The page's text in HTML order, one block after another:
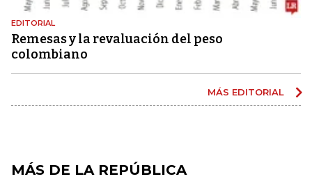
EDITORIAL
Remesas y la revaluación del peso
colombiano
MÁS EDITORIAL
MÁS DE LA REPÚBLICA